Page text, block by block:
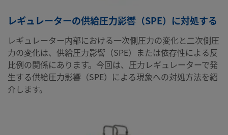
レギュレーターの供給圧力影響（SPE）に対処する
レギュレーター内部における一次側圧力の変化と二次側圧
力の変化は、供給圧力影響（SPE）または依存性による反
比例の関係にあります。今回は、圧力レギュレーターで発
生する供給圧力影響（SPE）による現象への対処方法を紹
介します。